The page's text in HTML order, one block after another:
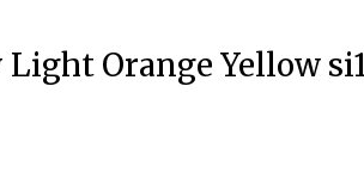
Light Orange Yellow